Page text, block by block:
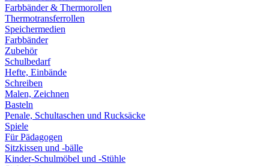
Farbbänder & Thermorollen
Thermotransferrollen
Speichermedien
Farbbänder
Zubehör
Schulbedarf
Hefte, Einbände
Schreiben
Malen, Zeichnen
Basteln
Penale, Schultaschen und Rucksäcke
Spiele
Für Pädagogen
Sitzkissen und -bälle
Kinder-Schulmöbel und -Stühle